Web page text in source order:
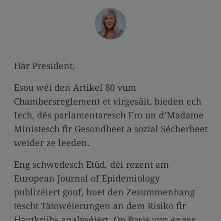
media
links
Här President,
Esou wéi den Artikel 80 vum
Chambersreglement et virgesäit, bieden ech
Iech, dës parlamentaresch Fro un d’Madame
Ministesch fir Gesondheet a sozial Sécherheet
weider ze leeden.
Eng schwedesch Etüd, déi rezent am
European Journal of Epidemiology
publizéiert gouf, huet den Zesummenhang
tëscht Tätowéierungen an dem Risiko fir